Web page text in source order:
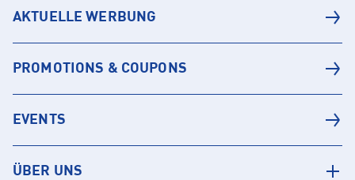
AKTUELLE WERBUNG
PROMOTIONS & COUPONS
EVENTS
ÜBER UNS